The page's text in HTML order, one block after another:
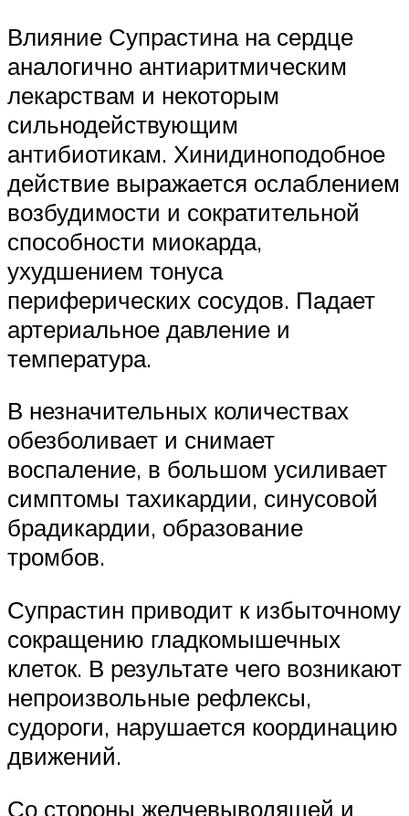
Влияние Супрастина на сердце
аналогично антиаритмическим
лекарствам и некоторым
сильнодействующим
антибиотикам. Хинидиноподобное
действие выражается ослаблением
возбудимости и сократительной
способности миокарда,
ухудшением тонуса
периферических сосудов. Падает
артериальное давление и
температура.
В незначительных количествах
обезболивает и снимает
воспаление, в большом усиливает
симптомы тахикардии, синусовой
брадикардии, образование
тромбов.
Супрастин приводит к избыточному
сокращению гладкомышечных
клеток. В результате чего возникают
непроизвольные рефлексы,
судороги, нарушается координацию
движений.
Со стороны желчевыводящей и